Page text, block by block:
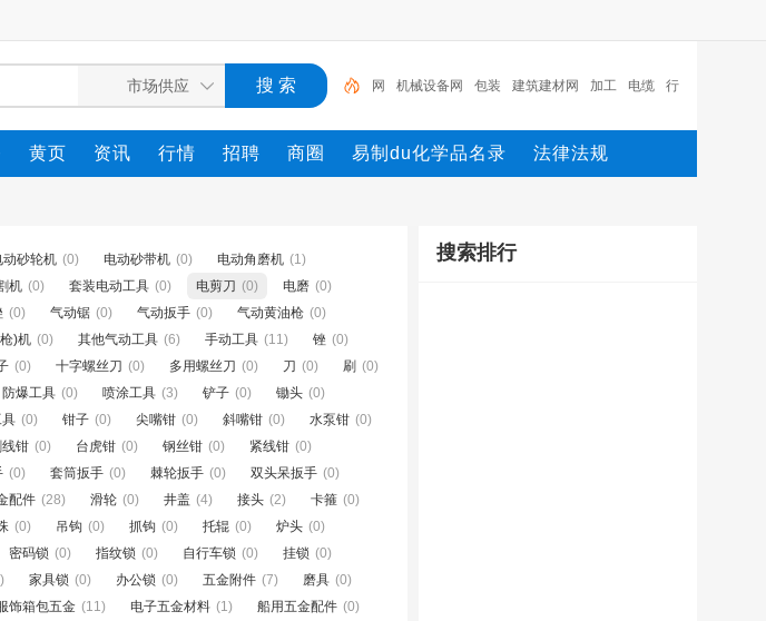
网 机械设备网 包装 建筑建材网 加工 电缆 行
业设备 陶瓷纤维模块 测量 环保设备
黄页 资讯 行情 招聘 商圈 易制du化学品名录 法律法规
动砂轮机 (0) 电动砂带机 (0) 电动角磨机 (1)
机 (0) 套装电动工具 (0) 电剪刀 (0) 电磨 (0)
(0) 气动锯 (0) 气动扳手 (0) 气动黄油枪 (0)
)机 (0) 其他气动工具 (6) 手动工具 (11) 锉 (0)
(0) 十字螺丝刀 (0) 多用螺丝刀 (0) 刀 (0) 刷 (0)
防爆工具 (0) 喷涂工具 (3) 铲子 (0) 锄头 (0)
(0) 钳子 (0) 尖嘴钳 (0) 斜嘴钳 (0) 水泵钳 (0)
钳 (0) 台虎钳 (0) 钢丝钳 (0) 紧线钳 (0)
(0) 套筒扳手 (0) 棘轮扳手 (0) 双头呆扳手 (0)
配件 (28) 滑轮 (0) 井盖 (4) 接头 (2) 卡箍 (0)
(0) 吊钩 (0) 抓钩 (0) 托辊 (0) 炉头 (0)
密码锁 (0) 指纹锁 (0) 自行车锁 (0) 挂锁 (0)
家具锁 (0) 办公锁 (0) 五金附件 (7) 磨具 (0)
饰箱包五金 (11) 电子五金材料 (1) 船用五金配件 (0)
搜索排行